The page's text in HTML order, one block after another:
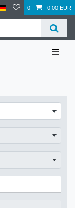
0 0,00 EUR
☰